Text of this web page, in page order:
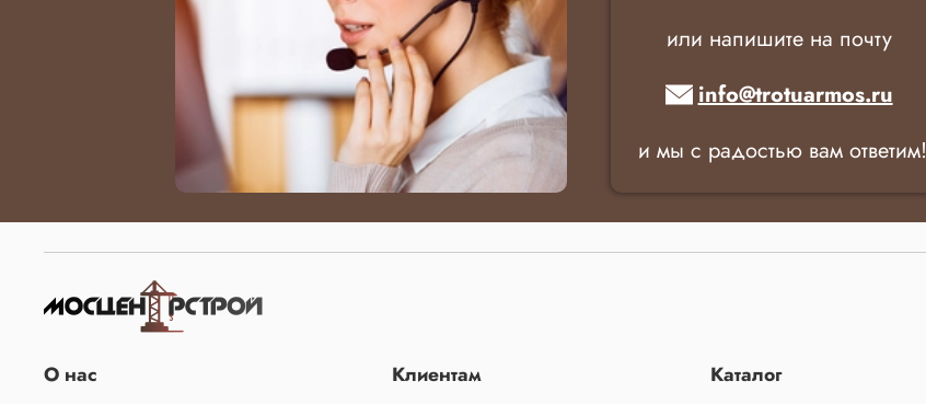
или напишите на почту
info@trotuarmos.ru
и мы с радостью вам ответим!
О нас Клиентам Каталог